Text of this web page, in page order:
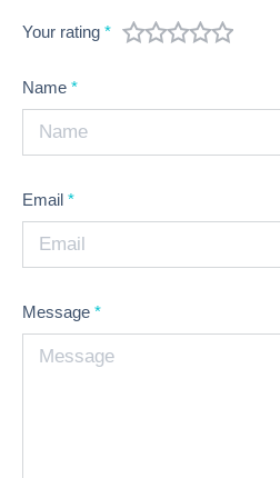
Your rating *
Name *
Email *
Message *